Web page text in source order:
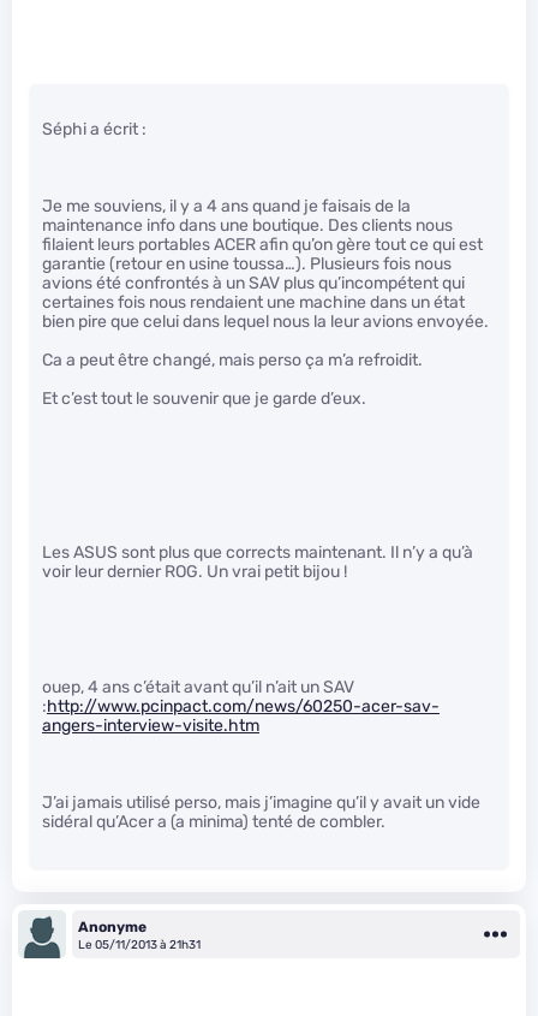
Séphi a écrit :
Je me souviens, il y a 4 ans quand je faisais de la
maintenance info dans une boutique. Des clients nous
filaient leurs portables ACER afin qu’on gère tout ce qui est
garantie (retour en usine toussa…). Plusieurs fois nous
avions été confrontés à un SAV plus qu’incompétent qui
certaines fois nous rendaient une machine dans un état
bien pire que celui dans lequel nous la leur avions envoyée.
Ca a peut être changé, mais perso ça m’a refroidit.
Et c’est tout le souvenir que je garde d’eux.
Les ASUS sont plus que corrects maintenant. Il n’y a qu’à
voir leur dernier ROG. Un vrai petit bijou !
ouep, 4 ans c’était avant qu’il n’ait un SAV
:http://www.pcinpact.com/news/60250-acer-sav-
angers-interview-visite.htm
J’ai jamais utilisé perso, mais j’imagine qu’il y avait un vide
sidéral qu’Acer a (a minima) tenté de combler.
Anonyme
Le 05/11/2013 à 21h31